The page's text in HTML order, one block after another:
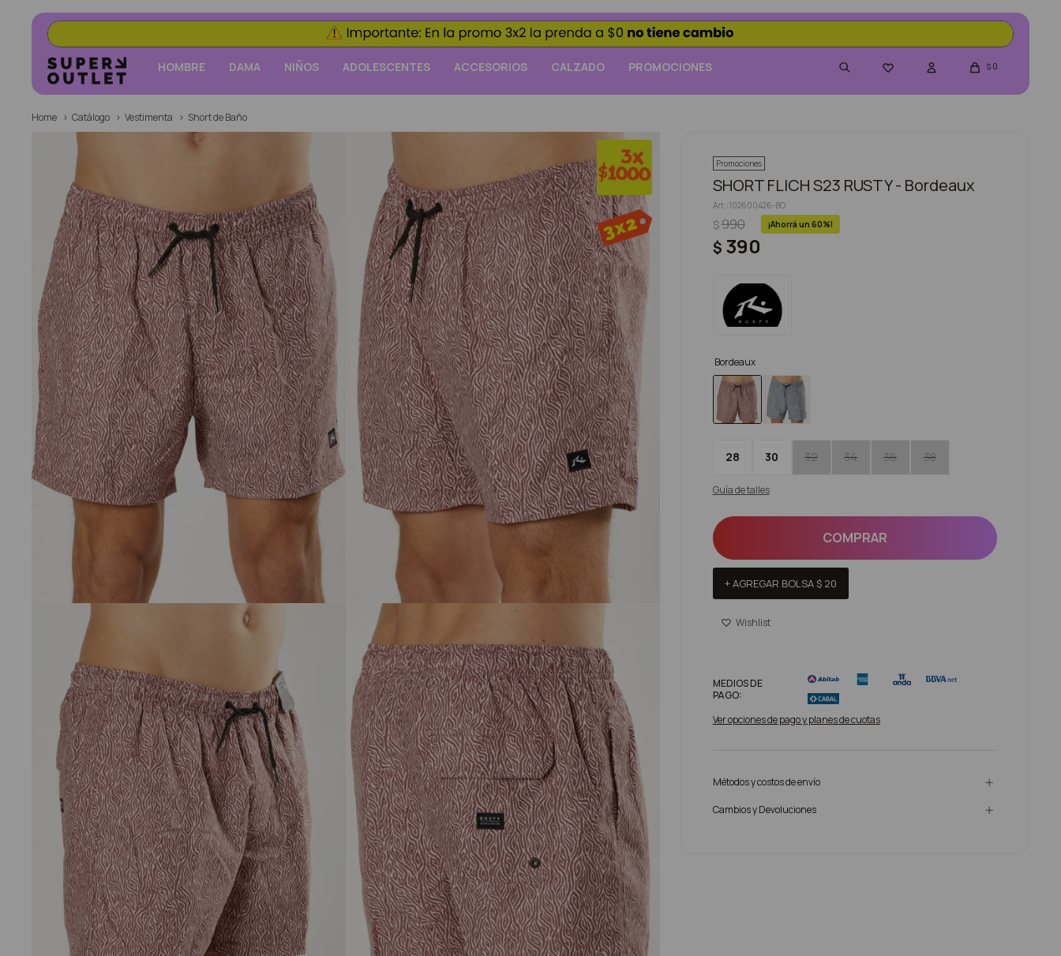
HOMBRE DAMA NIÑOS ADOLESCENTES ACCESORIOS CALZADO PROMOCIONES  $ 0
Home Catálogo Vestimenta Short de Baño
Promociones
SHORT FLICH S23 RUSTY - Bordeaux
102600426-BO
$ 390
$990 60
Bordeaux
28 30 32 34 36 38
Guía de talles
COMPRAR
+ AGREGAR BOLSA$ 20
MEDIOS DE
PAGO:
Ver opciones de pago y planes de cuotas
Métodos y costos de envío
Cambios y Devoluciones